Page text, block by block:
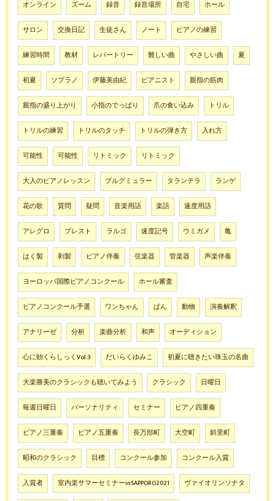
オンライン ズーム 録音 録音場所 自宅 ホール
サロン 交換日記 生徒さん ノート ピアノの練習
練習時間 教材 レパートリー 難しい曲 やさしい曲 夏
初夏 ソプラノ 伊藤美由紀 ピアニスト 親指の筋肉
親指の盛り上がり 小指のでっぱり 爪の食い込み トリル
トリルの練習 トリルのタッチ トリルの弾き方 入れ方
可能性 可能性 リトミック リトミック
大人のピアノレッスン ブルグミュラー タランテラ ランゲ
花の歌 質問 疑問 音楽用語 楽語 速度用語
アレグロ プレスト ラルゴ 速度記号 ウミガメ 亀
はく製 剥製 ピアノ伴奏 弦楽器 管楽器 声楽伴奏
ヨーロッパ国際ピアノコンクール ホール審査
ピアノコンクール予選 ワンちゃん ぱん 動物 演奏解釈
アナリーゼ 分析 楽曲分析 和声 オーディション
心に効くらしっくVol.3 だいらくゆみこ 初夏に聴きたい珠玉の名曲
大楽勝美のクラシックも聴いてみよう クラシック 日曜日
毎週日曜日 パーソナリティ セミナー ピアノ四重奏
ピアノ三重奏 ピアノ五重奏 長万部町 大空町 斜里町
昭和のクラシック 目標 コンクール参加 コンクール入賞
入賞者 室内楽サマーセミナーinSAPPORO2021 ヴァイオリンソナタ